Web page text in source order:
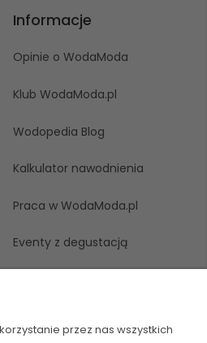
Informacje
Opinie o WodaModa
Klub WodaModa.pl
Wodopedia Blog
Kalkulator nawodnienia
Praca w WodaModa.pl
Eventy z degustacją
przez nas wszystkich